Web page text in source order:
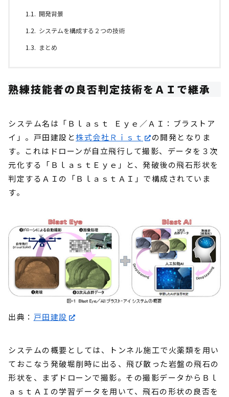
開発背景
システムを構成する２つの技術
まとめ
熟練技能者の良否判定技術をＡＩで継承
システム名は「Ｂｌａｓｔ Ｅｙｅ／ＡＩ：ブラストア
イ」。戸田建設と株式会社Ｒｉｓｔ
の開発となりま
す。これはドローンが自立飛行して撮影、データを３次
元化する「ＢｌａｓｔＥｙｅ」と、発破後の飛石形状を
判定するＡＩの「ＢｌａｓｔＡＩ」で構成されていま
す。
出典： 戸田建設
システムの概要としては、トンネル施工で火薬類を用い
ておこなう発破堀削時に出る、飛び散った岩盤の飛石の
形状を、まずドローンで撮影。その撮影データからＢｌ
ａｓｔＡＩの学習データを用いて、飛石の形状の良否を